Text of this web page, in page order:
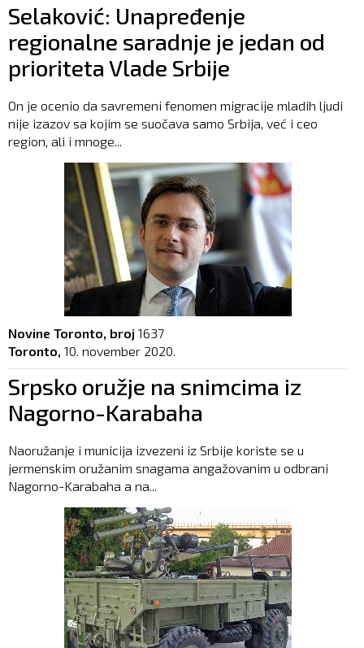
Selaković: Unapređenje
regionalne saradnje je jedan od
prioriteta Vlade Srbije
On je ocenio da savremeni fenomen migracije mladih ljudi
nije izazov sa kojim se suočava samo Srbija, već i ceo
region, ali i mnoge...
Novine Toronto, broj 1637
Toronto, 10. november 2020.
Srpsko oružje na snimcima iz
Nagorno-Karabaha
Naoružanje i municija izvezeni iz Srbije koriste se u
jermenskim oružanim snagama angažovanim u odbrani
Nagorno-Karabaha a na...